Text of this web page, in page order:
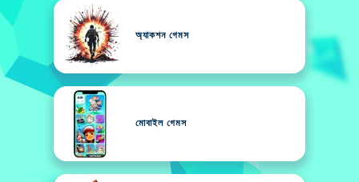
অ্যাকশন গেমস
মোবাইল গেমস